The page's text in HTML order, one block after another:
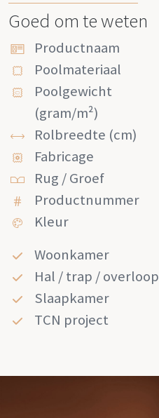
Goed om te weten
Productnaam
Poolmateriaal
Poolgewicht
(gram/m²)
Rolbreedte (cm)
Fabricage
Rug / Groef
Productnummer
Kleur
Woonkamer
Hal / trap / overloop
Slaapkamer
TCN project